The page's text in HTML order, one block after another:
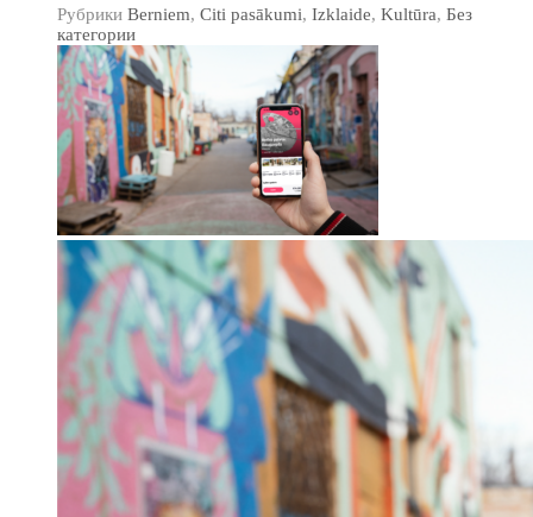
Рубрики Berniem, Citi pasākumi, Izklaide, Kultūra, Без
категории